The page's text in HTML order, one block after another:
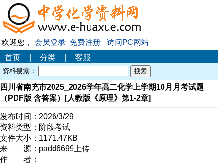
欢迎您， 会员登录 免费注册
访问PC网站
首页
分类 客服
资料搜索：
四川省南充市2025_2026学年高二化学上学期10月月考试题
（PDF版 含答案）[人教版《原理》第1-2章]
发布时间： 2026/3/29
资料类型： 阶段考试
文件大小： 1171.47KB
来 源： padd6699上传
作 者：